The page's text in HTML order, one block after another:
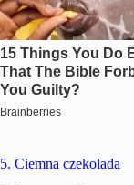
5. Ciemna czekolada